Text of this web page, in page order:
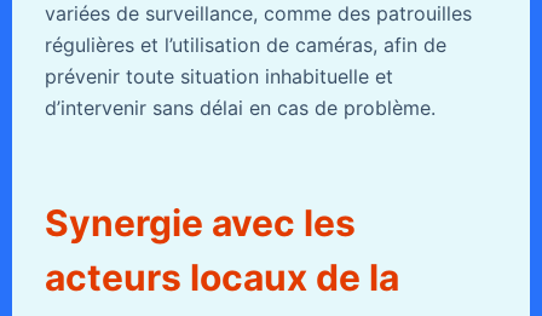
variées de surveillance, comme des patrouilles
régulières et l’utilisation de caméras, afin de
prévenir toute situation inhabituelle et
d’intervenir sans délai en cas de problème.
Synergie avec les
acteurs locaux de la